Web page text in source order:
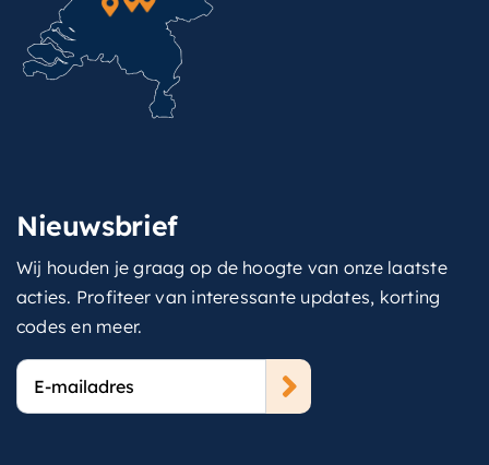
Nieuwsbrief
Wij houden je graag op de hoogte van onze laatste
acties. Profiteer van interessante updates, korting
codes en meer.
E-
mailadres